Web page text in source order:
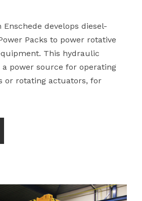
Enschede develops diesel-
Packs to power rotative
This hydraulic
a power source for operating
or rotating actuators, for